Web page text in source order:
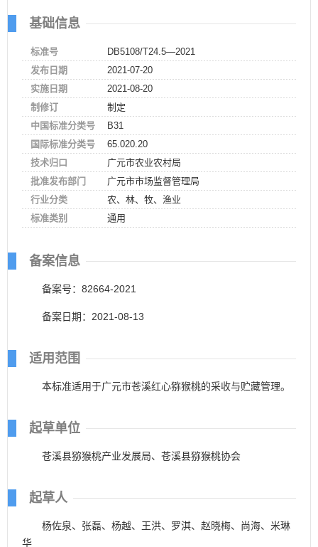
基础信息
标准号
DB5108/T24.5—2021
发布日期
2021-07-20
实施日期
2021-08-20
制修订
制定
中国标准分类号
B31
国际标准分类号
65.020.20
技术归口
广元市农业农村局
批准发布部门
广元市市场监督管理局
行业分类
农、林、牧、渔业
标准类别
通用
备案信息
备案号：82664-2021
备案日期：2021-08-13
适用范围
本标准适用于广元市苍溪红心猕猴桃的采收与贮藏管理。
起草单位
苍溪县猕猴桃产业发展局、苍溪县猕猴桃协会
起草人
杨佐泉、张磊、杨越、王洪、罗淇、赵晓梅、尚海、米琳
华